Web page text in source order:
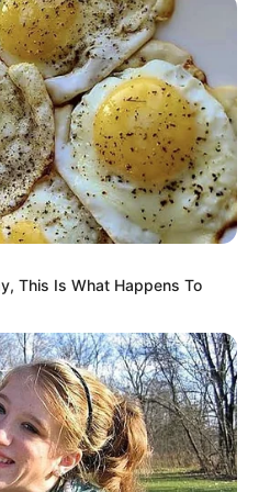
zulfamaharani)
Jakarta, Indonesia.
?
This Is What Happens To